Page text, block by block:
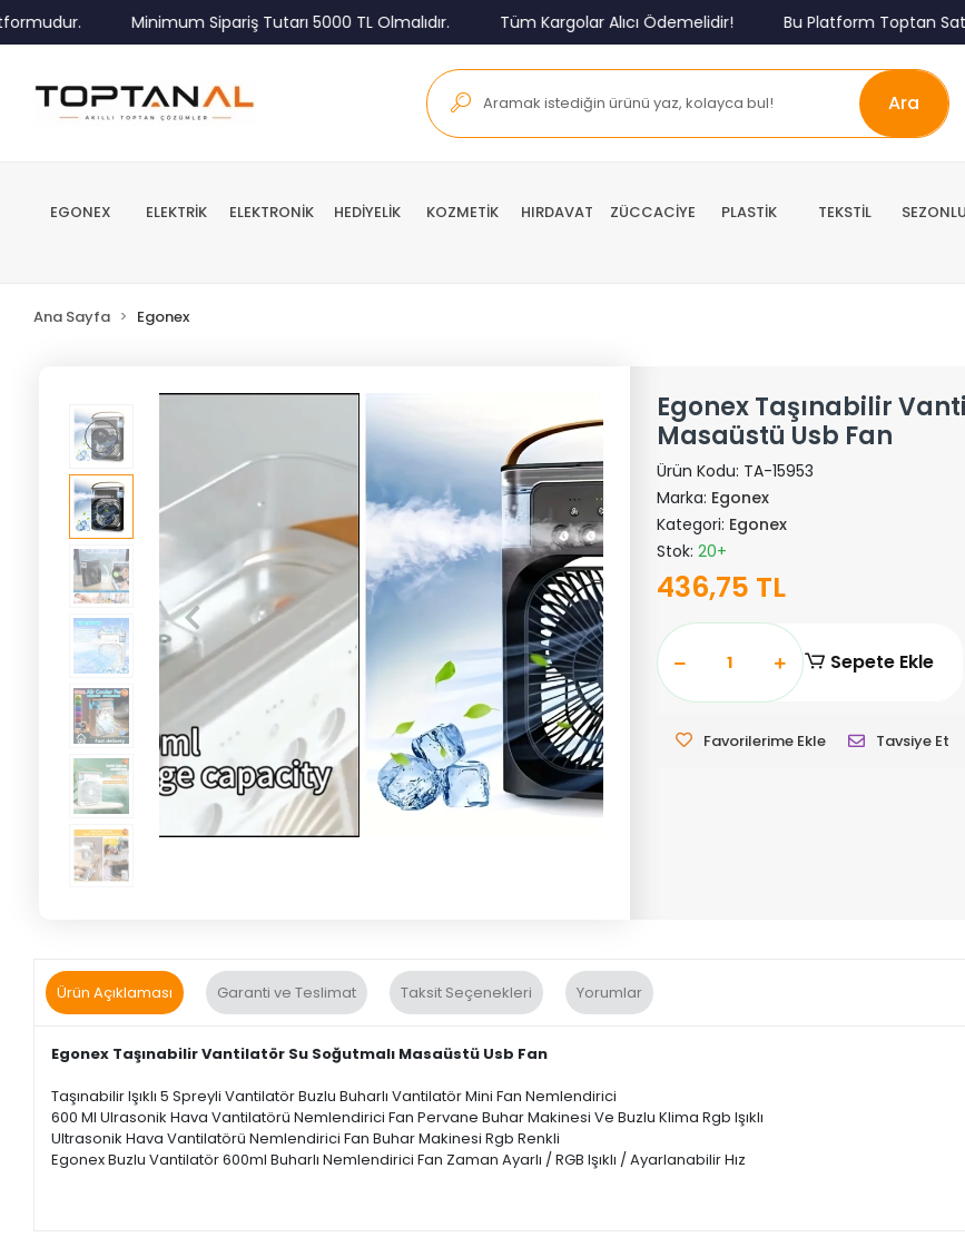
Minimum Sipariş Tutarı 5000 TL Olmalıdır. Tüm Kargolar Alıcı Ödemelidir! Bu Platform Toptan Satış
Ara
EGONEX ELEKTRİK ELEKTRONİK HEDİYELİK KOZMETİK HIRDAVAT ZÜCCACİYE PLASTİK TEKSTİL
Ana Sayfa Egonex
Egonex Taşınabilir
Masaüstü Usb Fan
Ürün Kodu: TA-15953
Marka: Egonex
Kategori: Egonex
Stok: 20+
436,75 TL
Sepete Ekle
Favorilerime Ekle Tavsiye Et
Ürün Açıklaması Garanti ve Teslimat Taksit Seçenekleri Yorumlar
Egonex Taşınabilir Vantilatör Su Soğutmalı Masaüstü Usb Fan
Taşınabilir Işıklı 5 Spreyli Vantilatör Buzlu Buharlı Vantilatör Mini Fan Nemlendirici
600 Ml Ulrasonik Hava Vantilatörü Nemlendirici Fan Pervane Buhar Makinesi Ve Buzlu Klima Rgb Işıklı
Ultrasonik Hava Vantilatörü Nemlendirici Fan Buhar Makinesi Rgb Renkli
Egonex Buzlu Vantilatör 600ml Buharlı Nemlendirici Fan Zaman Ayarlı / RGB Işıklı / Ayarlanabilir Hız